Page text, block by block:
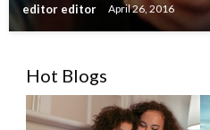
editor editor April 26, 2016
Hot Blogs